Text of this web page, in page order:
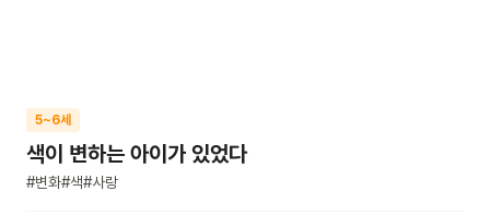
5~6세
색이 변하는 아이가 있었다
#변화#색#사랑